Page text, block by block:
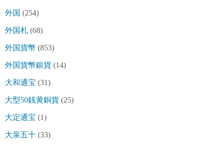
外国 (254)
外国札 (68)
外国貨幣 (853)
外国貨幣銀貨 (14)
大和通宝 (31)
大型50銭黄銅貨 (25)
大定通宝 (1)
大泉五十 (33)